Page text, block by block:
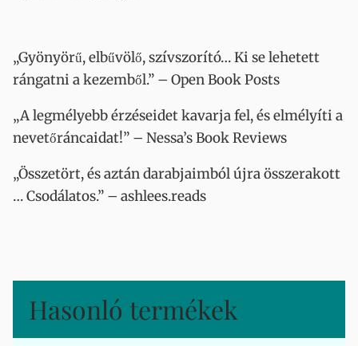
„Gyönyörű, elbűvölő, szívszorító… Ki se lehetett
rángatni a kezemből.” – Open Book Posts
„A legmélyebb érzéseidet kavarja fel, és elmélyíti a
nevetőráncaidat!” – Nessa’s Book Reviews
„Összetört, és aztán darabjaimból újra összerakott
… Csodálatos.” – ashlees.reads
Hasonló termékek